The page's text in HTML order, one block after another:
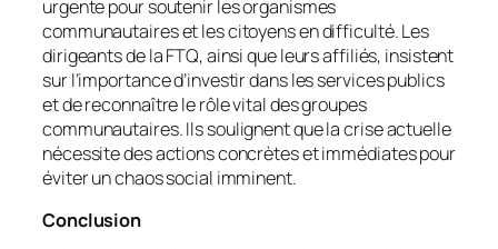
urgente pour soutenir les organismes
communautaires et les citoyens en difficulté. Les
dirigeants de la FTQ, ainsi que leurs affiliés, insistent
sur l’importance d’investir dans les services publics
et de reconnaître le rôle vital des groupes
communautaires. Ils soulignent que la crise actuelle
nécessite des actions concrètes et immédiates pour
éviter un chaos social imminent.
Conclusion